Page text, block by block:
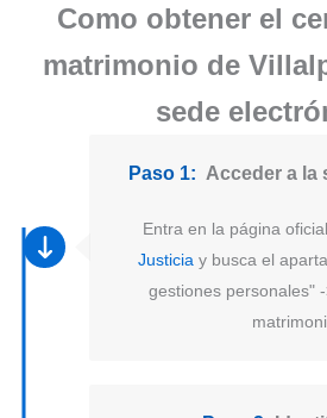
Como obtener el
matrimonio de
sede
Paso 1: Acceder a la
Entra en la página
Justicia y busca el
gestiones personales"